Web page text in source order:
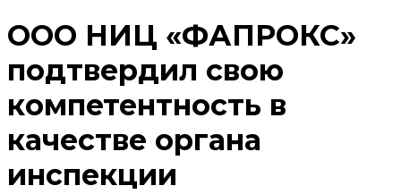
ООО НИЦ «ФАПРОКС»
подтвердил свою
компетентность в
качестве органа
инспекции